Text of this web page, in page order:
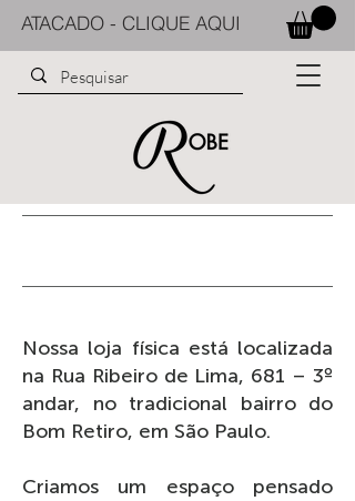
ATACADO - CLIQUE AQUI
Nossa loja física está localizada
na Rua Ribeiro de Lima, 681 – 3º
andar, no tradicional bairro do
Bom Retiro, em São Paulo.
Criamos um espaço pensado